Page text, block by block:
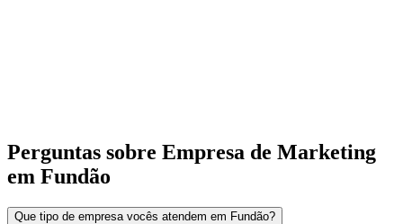
Perguntas sobre Empresa de Marketing
em Fundão
Que tipo de empresa vocês atendem em Fundão?